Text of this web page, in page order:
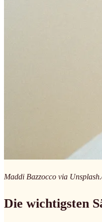
Maddi Bazzocco via
Die wichtigsten